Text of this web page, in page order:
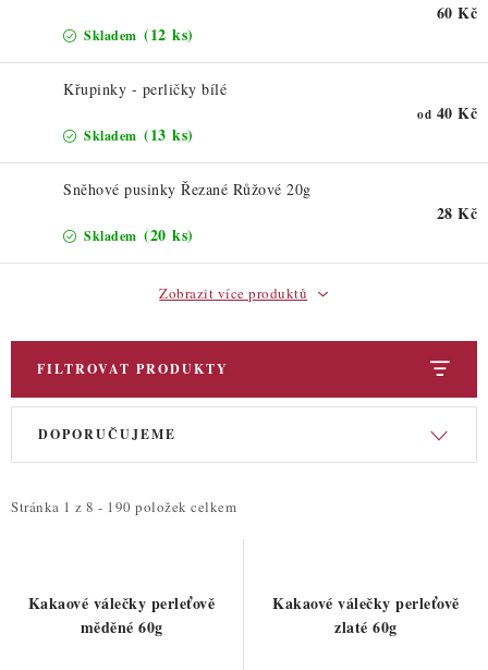
Skladem (12 ks)
60 Kč
Křupinky - perličky bílé
Skladem (13 ks)
od 40 Kč
Sněhové pusinky Řezané Růžové 20g
Skladem (20 ks)
28 Kč
Zobrazit více produktů
FILTROVAT PRODUKTY
V
i
Stránka 1 z 8 - 190 položek celkem
Ř
e
DOPORUČUJEME
Kakaové válečky perleťově
měděné 60g
Kakaové válečky perleťově
zlaté 60g